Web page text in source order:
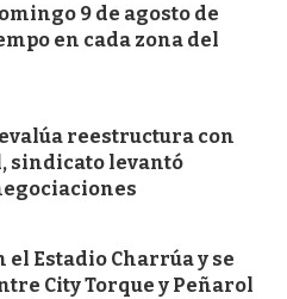
9 de agosto de
en cada zona del
reestructura con
sindicato levantó
Estadio Charrúa y se
City Torque y Peñarol